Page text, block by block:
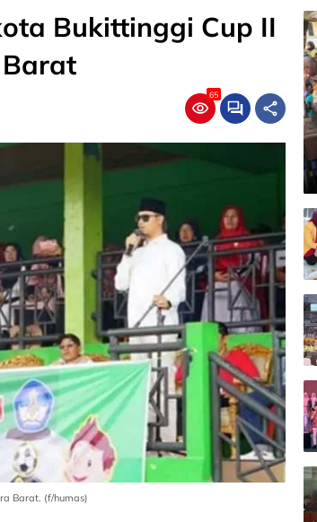
Bukittinggi Cup II
65
Barat. (f/humas)